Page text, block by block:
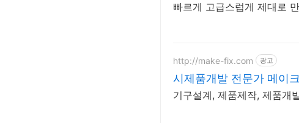
빠르게 고급스럽게 제대로
http://make-fix.com 광고
시제품개발 전문가 메이
기구설계, 제품제작, 제품개